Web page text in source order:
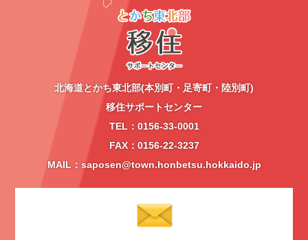
北海道とかち東北部(本別町・足寄町・陸別町)
移住サポートセンター
TEL：0156-33-0001
FAX：0156-22-3237
MAIL：saposen@town.honbetsu.hokkaido.jp